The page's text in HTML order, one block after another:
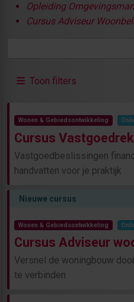
Opleiding
Cursus Adviseur
Toon filters
Wonen & Gebiedsontwikkeling
Cursus
Vastgoedbeslissingen
handvatten voor je praktijk
Nieuwe cursus
Wonen & Gebiedsontwikkeling
Cursus Adviseur
Versnel de woningbouw
te verbinden